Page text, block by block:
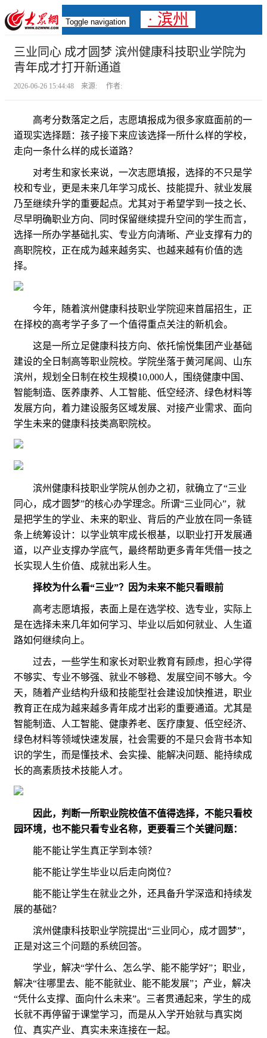
Toggle navigation · 滨州
三业同心 成才圆梦 滨州健康科技职业学院为
青年成才打开新通道
2026-06-26 15:44:48 来源: 作者:
高考分数落定之后，志愿填报成为很多家庭面前的一
道现实选择题：孩子接下来应该选择一所什么样的学校，
走向一条什么样的成长道路？
对考生和家长来说，一次志愿填报，选择的不只是学
校和专业，更是未来几年学习成长、技能提升、就业发展
乃至继续升学的重要起点。尤其对于希望学到一技之长、
尽早明确职业方向、同时保留继续提升空间的学生而言，
选择一所办学基础扎实、专业方向清晰、产业支撑有力的
高职院校，正在成为越来越务实、也越来越有价值的选
择。
今年，随着滨州健康科技职业学院迎来首届招生，正
在择校的高考学子多了一个值得重点关注的新机会。
这是一所立足健康科技方向、依托愉悦集团产业基础
建设的全日制高等职业院校。学院坐落于黄河尾闾、山东
滨州，规划全日制在校生规模10,000人，围绕健康中国、
智能制造、医养康养、人工智能、低空经济、绿色材料等
发展方向，着力建设服务区域发展、对接产业需求、面向
学生未来的健康科技类高职院校。
滨州健康科技职业学院从创办之初，就确立了“三业
同心，成才圆梦”的核心办学理念。所谓“三业同心”，就
是把学生的学业、未来的职业、背后的产业放在同一条链
条上统筹设计：以学业筑牢成长根基，以职业打开发展通
道，以产业支撑办学底气，最终帮助更多青年凭借一技之
长实现人生价值、成就出彩人生。
择校为什么看“三业”？因为未来不能只看眼前
高考志愿填报，表面上是在选学校、选专业，实际上
是在选择未来几年如何学习、毕业以后如何就业、人生道
路如何继续向上。
过去，一些学生和家长对职业教育有顾虑，担心学得
不够实、专业不够强、就业不够稳、发展空间不够大。今
天，随着产业结构升级和技能型社会建设加快推进，职业
教育正在成为越来越多青年成才出彩的重要通道。尤其是
智能制造、人工智能、健康养老、医疗康复、低空经济、
绿色材料等领域快速发展，社会需要的不是只会背书本知
识的学生，而是懂技术、会实操、能解决问题、能持续成
长的高素质技术技能人才。
因此，判断一所职业院校值不值得选择，不能只看校
园环境，也不能只看专业名称，更要看三个关键问题：
能不能让学生真正学到本领？
能不能让学生毕业以后走向岗位？
能不能让学生在就业之外，还具备升学深造和持续发
展的基础？
滨州健康科技职业学院提出“三业同心，成才圆梦”，
正是对这三个问题的系统回答。
学业，解决“学什么、怎么学、能不能学好”；职业，
解决“往哪里去、能不能就业、能不能发展”；产业，解决
“凭什么支撑、面向什么未来”。三者贯通起来，学生的成
长就不再停留于课堂学习，而是从入学开始就与真实岗
位、真实产业、真实未来连接在一起。